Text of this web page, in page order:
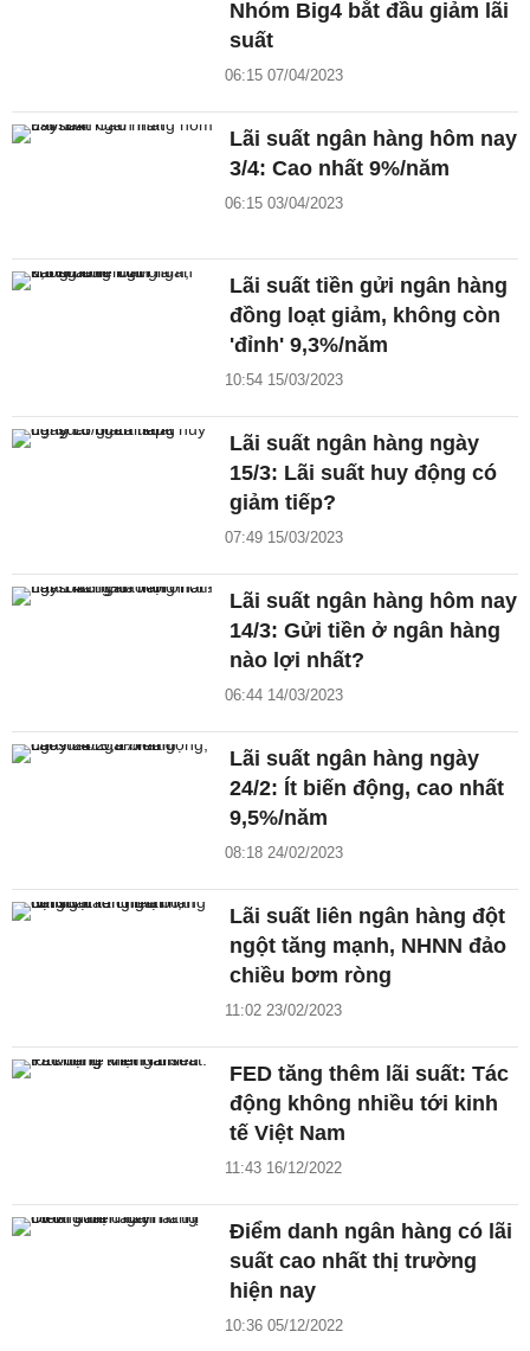
Nhóm Big4 bắt đầu giảm lãi
suất
06:15 07/04/2023
Lãi suất ngân hàng hôm nay
3/4: Cao nhất 9%/năm
06:15 03/04/2023
Lãi suất tiền gửi ngân hàng
đồng loạt giảm, không còn
'đỉnh' 9,3%/năm
10:54 15/03/2023
Lãi suất ngân hàng ngày
15/3: Lãi suất huy động có
giảm tiếp?
07:49 15/03/2023
Lãi suất ngân hàng hôm nay
14/3: Gửi tiền ở ngân hàng
nào lợi nhất?
06:44 14/03/2023
Lãi suất ngân hàng ngày
24/2: Ít biến động, cao nhất
9,5%/năm
08:18 24/02/2023
Lãi suất liên ngân hàng đột
ngột tăng mạnh, NHNN đảo
chiều bơm ròng
11:02 23/02/2023
FED tăng thêm lãi suất: Tác
động không nhiều tới kinh
tế Việt Nam
11:43 16/12/2022
Điểm danh ngân hàng có lãi
suất cao nhất thị trường
hiện nay
10:36 05/12/2022